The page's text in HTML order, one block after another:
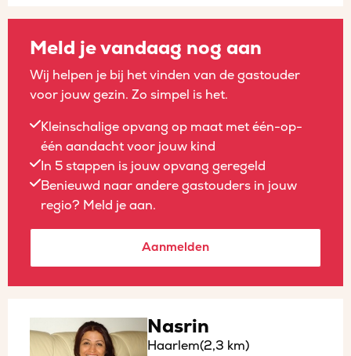
Meld je vandaag nog aan
Wij helpen je bij het vinden van de gastouder
voor jouw gezin. Zo simpel is het.
Kleinschalige opvang op maat met één-op-
één aandacht voor jouw kind
In 5 stappen is jouw opvang geregeld
Benieuwd naar andere gastouders in jouw
regio? Meld je aan.
Aanmelden
Nasrin
Haarlem(2,3 km)